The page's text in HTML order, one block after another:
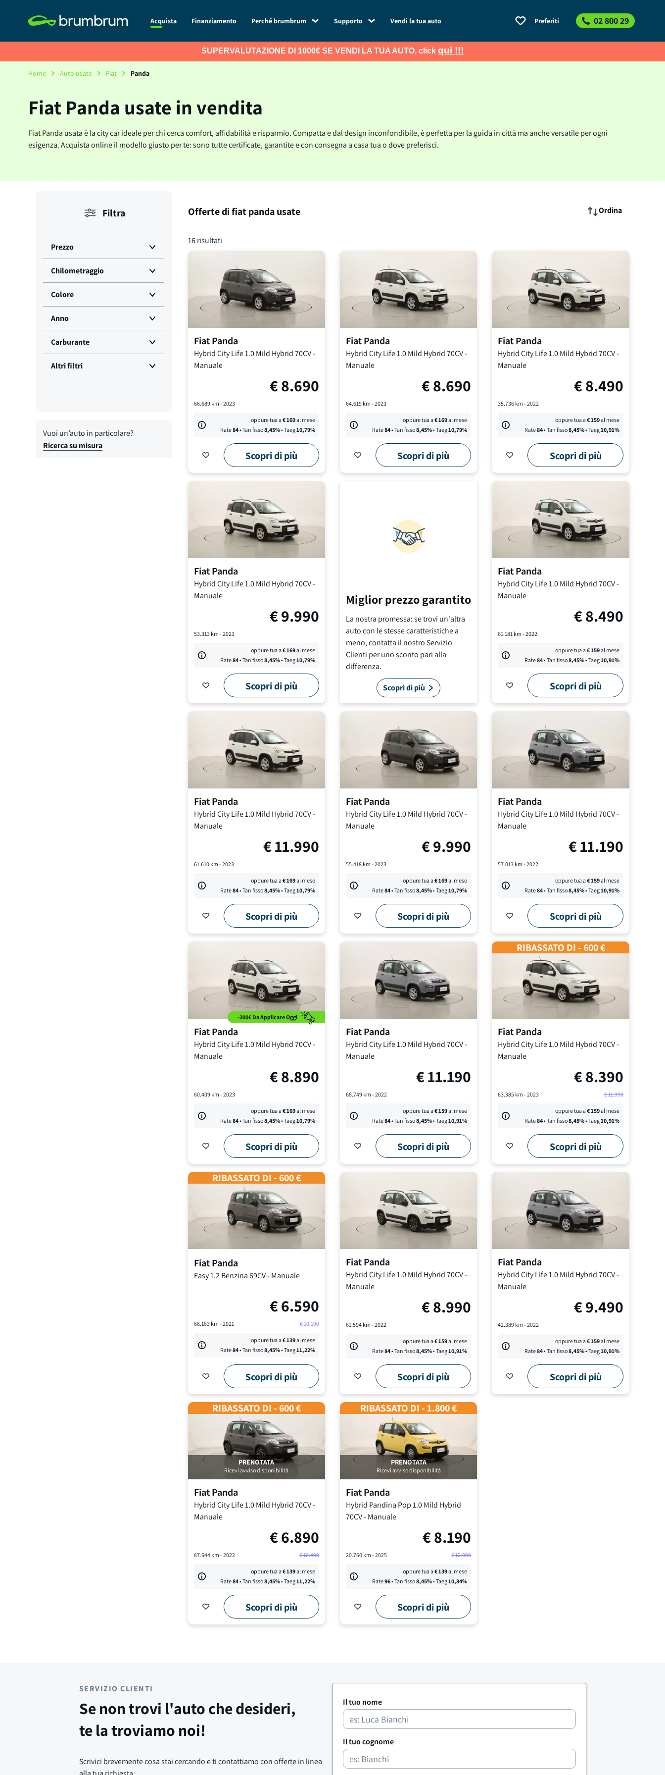
Acquista Finanziamento Perché brumbrum Supporto Vendi la tua auto Preferiti 02 800 29
SUPERVALUTAZIONE DI 1000€ SE VENDI LA TUA AUTO, click qui !!!
Home Auto usate Fiat Panda
Fiat Panda usate in vendita
Fiat Panda usata è la city car ideale per chi cerca comfort, affidabilità e risparmio. Compatta e dal design inconfondibile, è perfetta per la guida in città ma anche versatile per ogni
esigenza. Acquista online il modello giusto per te: sono tutte certificate, garantite e con consegna a casa tua o dove preferisci.
Filtra
Prezzo
Chilometraggio
Colore
Anno
Carburante
Altri filtri
Vuoi un’auto in particolare?
Ricerca su misura
Offerte di fiat panda usate Ordina
16 risultati
Fiat Panda
Hybrid City Life1.0 Mild Hybrid 70CV-
Manuale
€8.690
66.689km - 2023
oppure tua a€169al mese
Rate84• Tan fisso8,45%• Taeg10,79%
Scopri di più
FiatPanda
Hybrid City Life1.0 Mild Hybrid 70CV-
Manuale
€8.690
64.619km - 2023
oppure tua a€169al mese
Rate84• Tan fisso8,45%• Taeg10,79%
Scopri di più
FiatPanda
Hybrid City Life1.0 Mild Hybrid 70CV-
Manuale
€8.490
35.736 km -2022
oppure tua a€159al mese
Rate84• Tan fisso8,45%• Taeg10,91%
Scopri di più
Fiat Panda
Hybrid CIty Life1.0 Mild Hybrid 70CV-
Manuale
€9.990
53.313km - 2023
oppure tua a€169al mese
Rate84• Tan fisso8,45%• Taeg10,79%
Scopri di più
Miglior prezzo garantito
La nostra promessa: se trovi un'altra
auto con le stesse caratteristiche a
meno, contatta il nostro Servizio
Clienti per uno sconto pari alla
differenza.
Scopri di più
FiatPanda
Hybrid City Life1.0 Mild Hybrid 70CV-
Manuale
€8.490
61.181 km -2022
oppure tua a€159al mese
Rate84• Tan fisso8,45%• Taeg10,91%
Scopri di più
Fiat Panda
Hybrid City Life1.0 Mild Hybrid 70CV-
Manuale
€11.990
61.610km - 2023
oppure tua a€169al mese
Rate84• Tan fisso8,45%• Taeg10,79%
Scopri di più
FiatPanda
Hybrid City Life1.0 Mild Hybrid 70CV-
Manuale
€9.990
55.418km - 2023
oppure tua a€169al mese
Rate84• Tan fisso8,45%• Taeg10,79%
Scopri di più
FiatPanda
Hybrid City Life1.0 Mild Hybrid 70CV-
Manuale
€11.190
57.013 km -2022
oppure tua a€159al mese
Rate84• Tan fisso8,45%• Taeg10,91%
Scopri di più
-300€ Da Applicare Oggi
Fiat Panda
Hybrid City Life1.0 Mild Hybrid 70CV-
Manuale
€8.890
60.409km - 2023
oppure tua a€169al mese
Rate84• Tan fisso8,45%• Taeg10,79%
Scopri di più
FiatPanda
Hybrid City Life1.0 Mild Hybrid 70CV-
Manuale
€11.190
68.749km - 2022
oppure tua a€159al mese
Rate84• Tan fisso8,45%• Taeg10,91%
Scopri di più
RIBASSATO DI - 600 €
FiatPanda
Hybrid City Life1.0 Mild Hybrid 70CV-
Manuale
€8.390
63.385 km -2023 €11.990
oppure tua a€159al mese
Rate84• Tan fisso8,45%• Taeg10,91%
Scopri di più
RIBASSATO DI - 600 €
Fiat Panda
Easy1.2 Benzina 69CV-Manuale
€6.590
66.163km - 2021 €10.190
oppure tua a€139al mese
Rate84• Tan fisso8,45%• Taeg11,22%
Scopri di più
FiatPanda
Hybrid City Life1.0 Mild Hybrid 70CV-
Manuale
€8.990
61.594km - 2022
oppure tua a€159al mese
Rate84• Tan fisso8,45%• Taeg10,91%
Scopri di più
FiatPanda
Hybrid City Life1.0 Mild Hybrid 70CV-
Manuale
€9.490
42.389 km -2022
oppure tua a€159al mese
Rate84• Tan fisso8,45%• Taeg10,91%
Scopri di più
PRENOTATA
Ricevi avviso disponibilità
RIBASSATO DI - 600 €
Fiat Panda
Hybrid City Life1.0 Mild Hybrid 70CV-
Manuale
€6.890
87.644km - 2022 €10.490
oppure tua a€139al mese
Rate84• Tan fisso8,45%• Taeg11,22%
Scopri di più
PRENOTATA
Ricevi avviso disponibilità
RIBASSATO DI - 1.800 €
FiatPanda
Hybrid Pandina Pop1.0 Mild Hybrid
70CV-Manuale
€8.190
20.760km - 2025 €12.990
oppure tua a€139al mese
Rate96• Tan fisso8,45%• Taeg10,84%
Scopri di più
SERVIZIO CLIENTI
Se non trovi l'auto che desideri,
te la troviamo noi!
Scrivici brevemente cosa stai cercando e ti contattiamo con offerte in linea
Il tuo nome
Il tuo cognome